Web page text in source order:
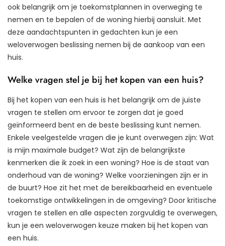
ook belangrijk om je toekomstplannen in overweging te
nemen en te bepalen of de woning hierbij aansluit. Met
deze aandachtspunten in gedachten kun je een
weloverwogen beslissing nemen bij de aankoop van een
huis.
Welke vragen stel je bij het kopen van een huis?
Bij het kopen van een huis is het belangrijk om de juiste
vragen te stellen om ervoor te zorgen dat je goed
geïnformeerd bent en de beste beslissing kunt nemen.
Enkele veelgestelde vragen die je kunt overwegen zijn: Wat
is mijn maximale budget? Wat zijn de belangrijkste
kenmerken die ik zoek in een woning? Hoe is de staat van
onderhoud van de woning? Welke voorzieningen zijn er in
de buurt? Hoe zit het met de bereikbaarheid en eventuele
toekomstige ontwikkelingen in de omgeving? Door kritische
vragen te stellen en alle aspecten zorgvuldig te overwegen,
kun je een weloverwogen keuze maken bij het kopen van
een huis.